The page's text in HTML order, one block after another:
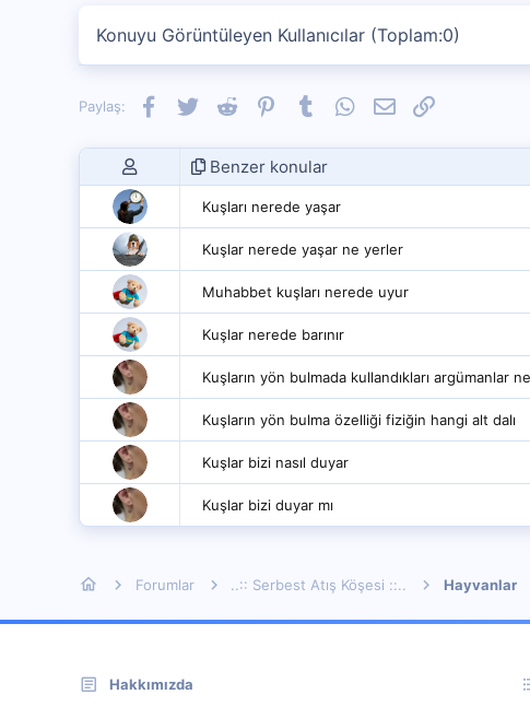
:
Konuyu Görüntüleyen Kullanıcılar (Toplam:0)
Paylaş: Facebook
TwitterReddit PinterestTumblrWhatsApp
E-postaLink
Benzer konular
Kuşları nerede yaşar
Kuşlar nerede yaşar ne yerler
Muhabbet kuşları nerede uyur
Kuşlar nerede barınır
Kuşların yön bulmada kullandıkları argümanlar
Kuşların yön bulma özelliği fiziğin hangi alt dalı
Kuşlar bizi nasıl duyar
Kuşlar bizi duyar mı
Forumlar ..:: Serbest Atış Köşesi ::.. Hayvanlar
Hakkımızda